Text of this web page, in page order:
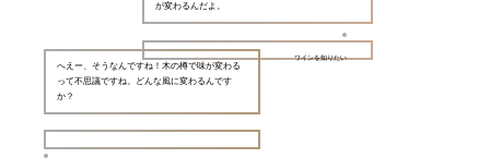
が変わるんだよ。
ワインを知りたい
へえー、そうなんですね！木の樽で味が変わる
って不思議ですね。どんな風に変わるんです
か？